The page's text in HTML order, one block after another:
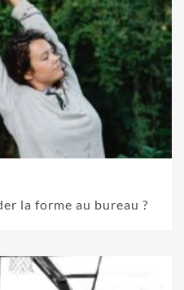
la forme au bureau ?